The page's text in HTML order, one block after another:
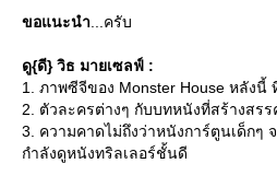
ขอแนะนำ ...ครับ
ดู{ดี} วิธ มายเซลฟ์ :
1. ภาพซีจีของ Monster House หลังนี้
2. ตัวละครต่างๆ กับบทหนังที่สร้างสร
3. ความคาดไม่ถึงว่าหนังการ์ตูนเด็กๆ
กำลังดูหนังทริลเลอร์ชั้นดี